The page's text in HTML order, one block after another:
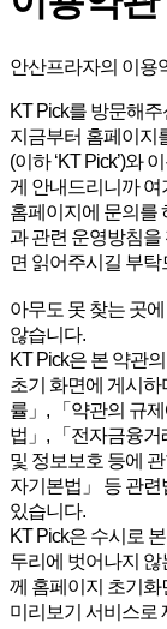
안산프라자의 이용
KT Pick를 방문해
지금부터 홈페이지
(이하 ‘KT Pick’)와
게 안내드리니까 여
홈페이지에 문의를
과 관련 운영방침을
면 읽어주시길 부탁
아무도 못 찾는 곳
않습니다.
KT Pick은 본 약관
초기 화면에 게시
률」, 「약관의 규
법」, 「전자금융
및 정보보호 등에
자기본법」 등 관
있습니다.
KT Pick은 수시로
두리에 벗어나지
께 홈페이지 초기화
미리보기 서비스로